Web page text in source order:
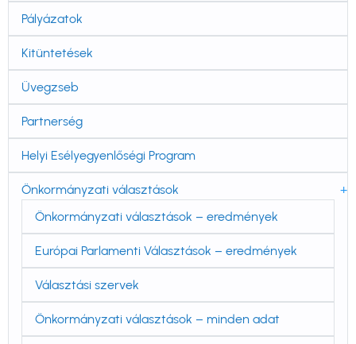
Pályázatok
Kitüntetések
Üvegzseb
Partnerség
Helyi Esélyegyenlőségi Program
Önkormányzati választások
Önkormányzati választások – eredmények
Európai Parlamenti Választások – eredmények
Választási szervek
Önkormányzati választások – minden adat